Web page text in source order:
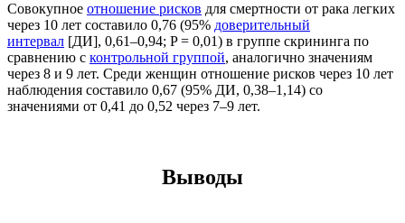
Совокупное отношение рисков для смертности от рака легких
через 10 лет составило 0,76 (95% доверительный
интервал [ДИ], 0,61–0,94; P = 0,01) в группе скрининга по
сравнению с контрольной группой, аналогично значениям
через 8 и 9 лет. Среди женщин отношение рисков через 10 лет
наблюдения составило 0,67 (95% ДИ, 0,38–1,14) со
значениями от 0,41 до 0,52 через 7–9 лет.
Выводы